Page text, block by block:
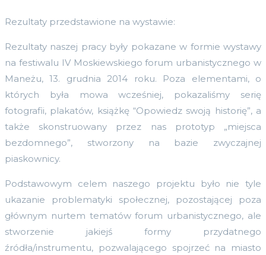
Rezultaty przedstawione na wystawie:
Rezultaty naszej pracy były pokazane w formie wystawy
na festiwalu IV Moskiewskiego forum urbanistycznego w
Maneżu, 13. grudnia 2014 roku. Poza elementami, o
których była mowa wcześniej, pokazaliśmy serię
fotografii, plakatów, książkę “Opowiedz swoją historię”, a
także skonstruowany przez nas prototyp „miejsca
bezdomnego”, stworzony na bazie zwyczajnej
piaskownicy.
Podstawowym celem naszego projektu było nie tyle
ukazanie problematyki społecznej, pozostającej poza
głównym nurtem tematów forum urbanistycznego, ale
stworzenie jakiejś formy przydatnego
źródła/instrumentu, pozwalającego spojrzeć na miasto